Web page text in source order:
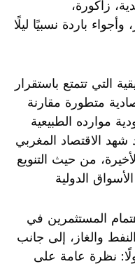
زاكورة،
باردة نسبيًا ليلًا
التي تتمتع باستقرار
متطورة مقارنة
موارده الطبيعية
الاقتصاد المغربي
من حيث التنويع
المستثمرين في
والغاز، إلى جانب
نظرة عامة على